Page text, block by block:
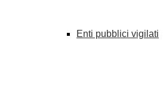
Enti pubblici vigilati